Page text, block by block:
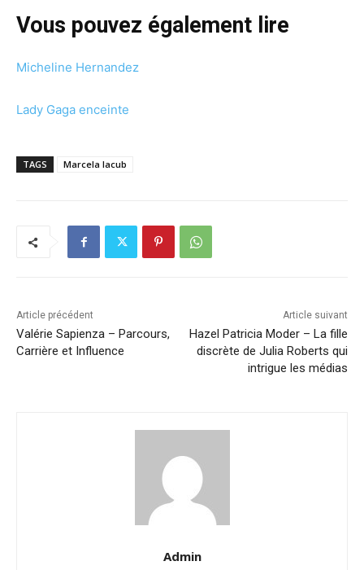
Vous pouvez également lire
Micheline Hernandez
Lady Gaga enceinte
TAGS Marcela Iacub
Article précédent
Valérie Sapienza – Parcours,
Carrière et Influence
Article suivant
Hazel Patricia Moder – La fille
discrète de Julia Roberts qui
intrigue les médias
Admin